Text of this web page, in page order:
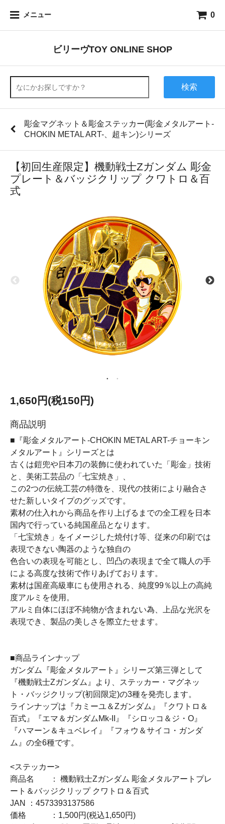
メニュー 0
ビリーヴTOY ONLINE SHOP
検索
彫金マグネット＆彫金ステッカー(彫金メタルアート-
CHOKIN METAL ART-、超キン)シリーズ
【初回生産限定】機動戦士Zガンダム 彫金
プレート＆バッジクリップ クワトロ＆百
式
1,650円(税150円)
商品説明
■『彫金メタルアート-CHOKIN METAL ART-チョーキン
メタルアート』シリーズとは
古くは鎧兜や日本刀の装飾に使われていた「彫金」技術
と、美術工芸品の「七宝焼き」、
この2つの伝統工芸の特徴を、現代の技術により融合さ
せた新しいタイプのグッズです。
素材の仕入れから商品を作り上げるまでの全工程を日本
国内で行っている純国産品となります。
「七宝焼き」をイメージした焼付け等、従来の印刷では
表現できない陶器のような独自の
色合いの表現を可能とし、凹凸の表現まで全て職人の手
による高度な技術で作りあげております。
素材は国産高級車にも使用される、純度99％以上の高純
度アルミを使用。
アルミ自体にほぼ不純物が含まれない為、上品な光沢を
表現でき、製品の美しさを際立たせます。
■商品ラインナップ
ガンダム『彫金メタルアート』シリーズ第三弾として
『機動戦士Zガンダム』より、ステッカー・マグネッ
ト・バッジクリップ(初回限定)の3種を発売します。
ラインナップは『カミーユ＆Zガンダム』『クワトロ＆
百式』『エマ＆ガンダムMk-II』『シロッコ＆ジ・O』
『ハマーン＆キュベレイ』『フォウ＆サイコ・ガンダ
ム』の全6種です。
<ステッカー>
商品名 ： 機動戦士Zガンダム 彫金メタルアートプレ
ート＆バッジクリップ クワトロ＆百式
JAN ：4573393137586
価格 ：1,500円(税込1,650円)